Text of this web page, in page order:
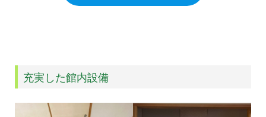
充実した館内設備